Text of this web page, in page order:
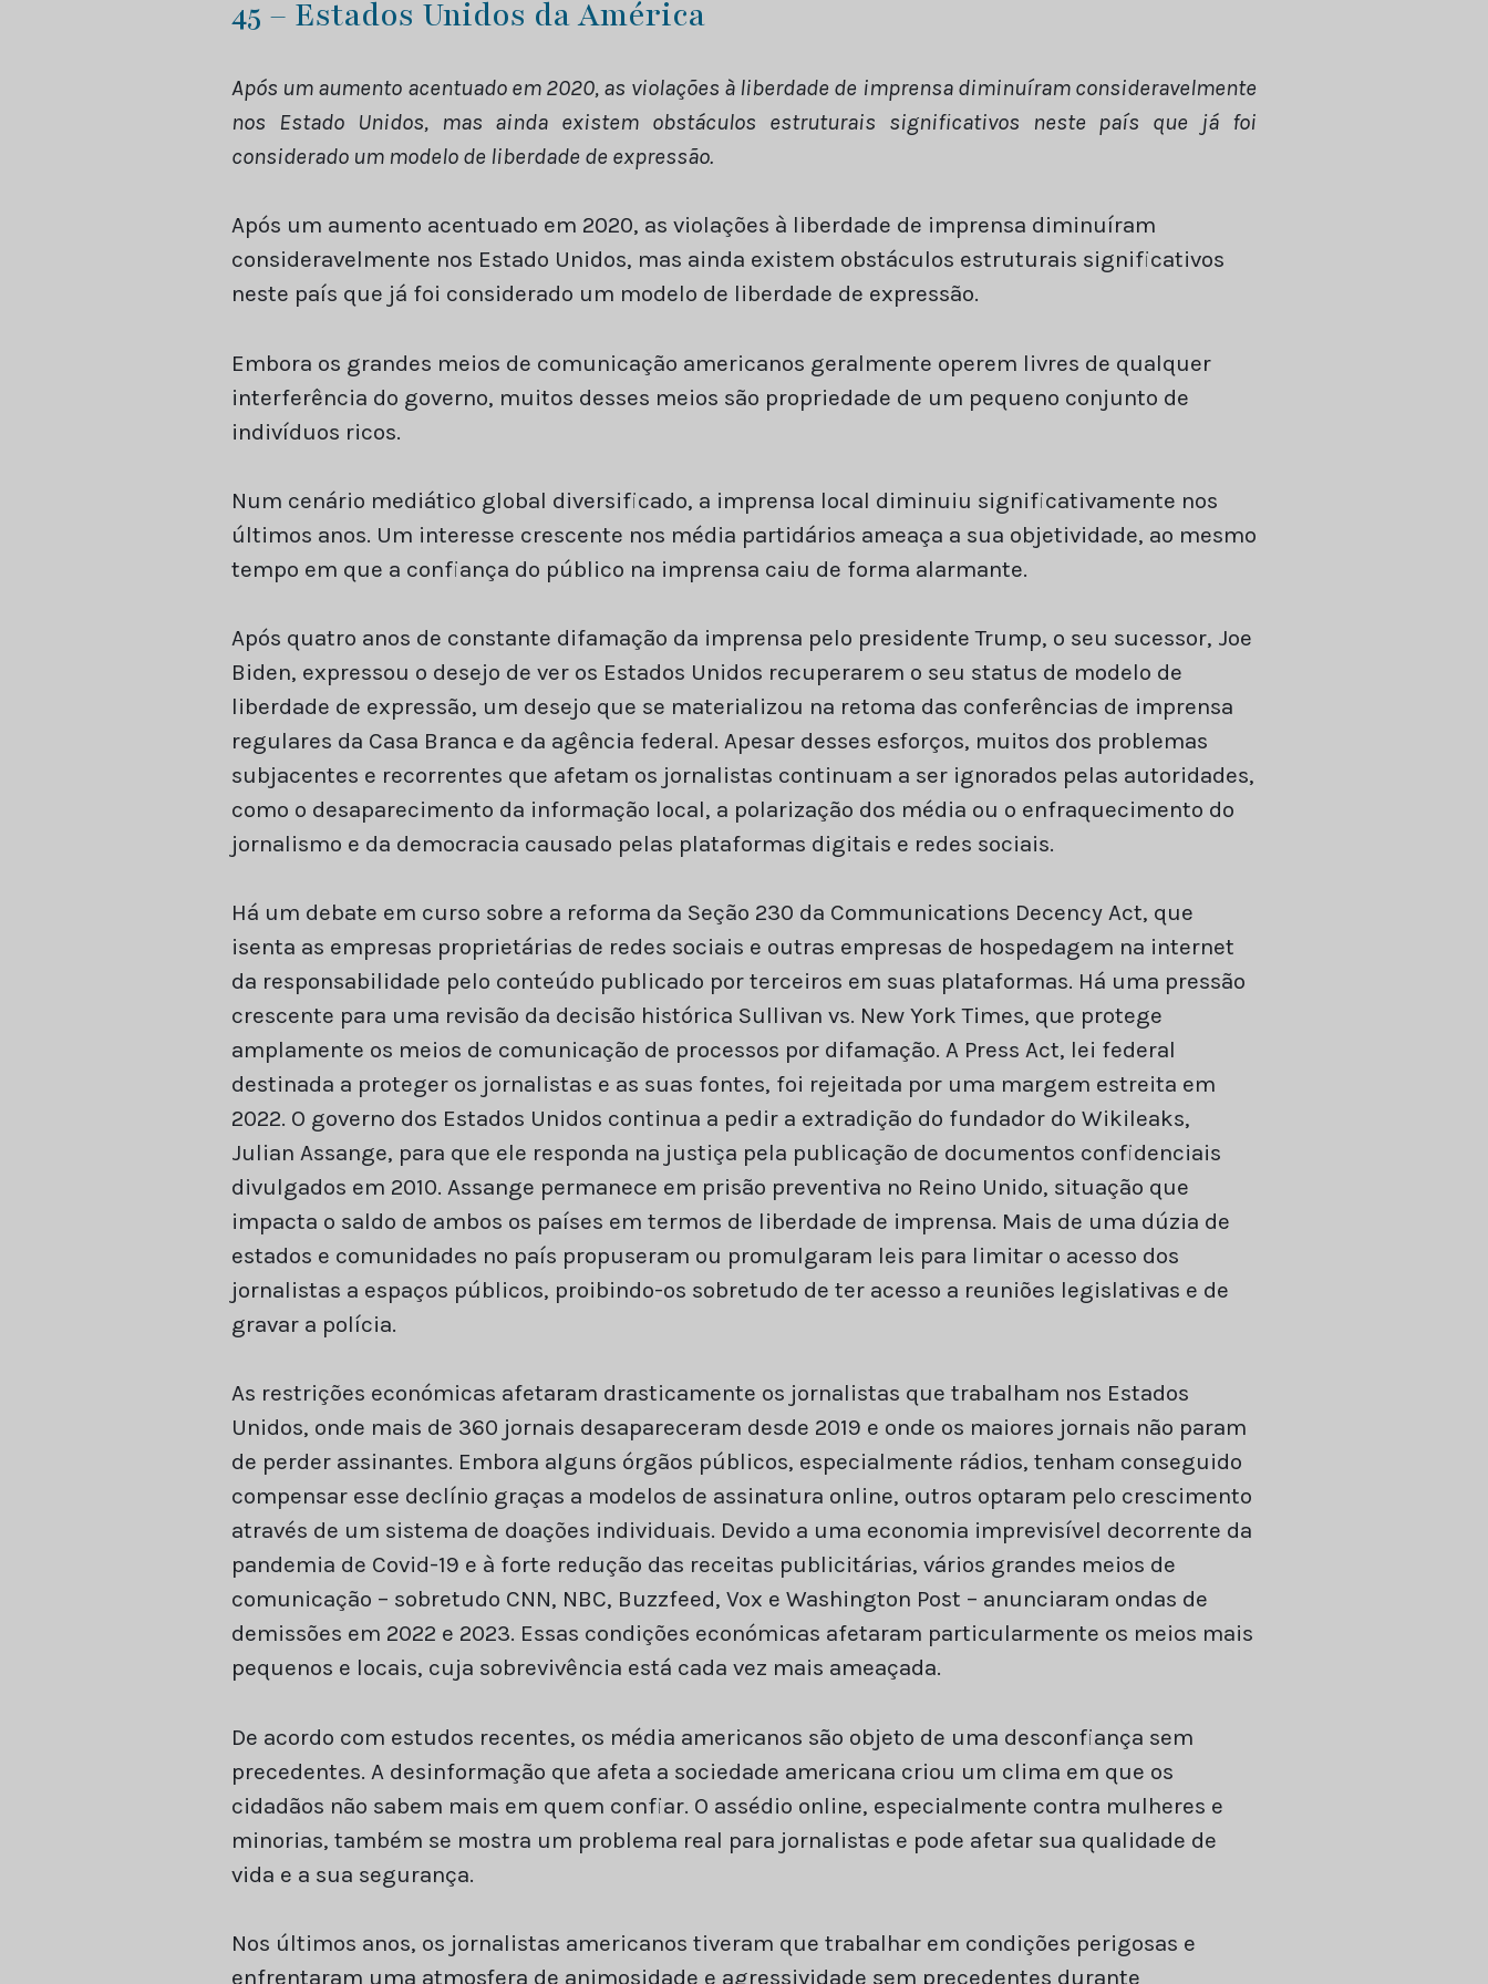
45 – Estados Unidos da América
Após um aumento acentuado em 2020, as violações à liberdade de imprensa diminuíram consideravelmente
nos Estado Unidos, mas ainda existem obstáculos estruturais significativos neste país que já foi
considerado um modelo de liberdade de expressão.
Após um aumento acentuado em 2020, as violações à liberdade de imprensa diminuíram
consideravelmente nos Estado Unidos, mas ainda existem obstáculos estruturais significativos
neste país que já foi considerado um modelo de liberdade de expressão.
Embora os grandes meios de comunicação americanos geralmente operem livres de qualquer
interferência do governo, muitos desses meios são propriedade de um pequeno conjunto de
indivíduos ricos.
Num cenário mediático global diversificado, a imprensa local diminuiu significativamente nos
últimos anos. Um interesse crescente nos média partidários ameaça a sua objetividade, ao mesmo
tempo em que a confiança do público na imprensa caiu de forma alarmante.
Após quatro anos de constante difamação da imprensa pelo presidente Trump, o seu sucessor, Joe
Biden, expressou o desejo de ver os Estados Unidos recuperarem o seu status de modelo de
liberdade de expressão, um desejo que se materializou na retoma das conferências de imprensa
regulares da Casa Branca e da agência federal. Apesar desses esforços, muitos dos problemas
subjacentes e recorrentes que afetam os jornalistas continuam a ser ignorados pelas autoridades,
como o desaparecimento da informação local, a polarização dos média ou o enfraquecimento do
jornalismo e da democracia causado pelas plataformas digitais e redes sociais.
Há um debate em curso sobre a reforma da Seção 230 da Communications Decency Act, que
isenta as empresas proprietárias de redes sociais e outras empresas de hospedagem na internet
da responsabilidade pelo conteúdo publicado por terceiros em suas plataformas. Há uma pressão
crescente para uma revisão da decisão histórica Sullivan vs. New York Times, que protege
amplamente os meios de comunicação de processos por difamação. A Press Act, lei federal
destinada a proteger os jornalistas e as suas fontes, foi rejeitada por uma margem estreita em
2022. O governo dos Estados Unidos continua a pedir a extradição do fundador do Wikileaks,
Julian Assange, para que ele responda na justiça pela publicação de documentos confidenciais
divulgados em 2010. Assange permanece em prisão preventiva no Reino Unido, situação que
impacta o saldo de ambos os países em termos de liberdade de imprensa. Mais de uma dúzia de
estados e comunidades no país propuseram ou promulgaram leis para limitar o acesso dos
jornalistas a espaços públicos, proibindo-os sobretudo de ter acesso a reuniões legislativas e de
gravar a polícia.
As restrições económicas afetaram drasticamente os jornalistas que trabalham nos Estados
Unidos, onde mais de 360 jornais desapareceram desde 2019 e onde os maiores jornais não param
de perder assinantes. Embora alguns órgãos públicos, especialmente rádios, tenham conseguido
compensar esse declínio graças a modelos de assinatura online, outros optaram pelo crescimento
através de um sistema de doações individuais. Devido a uma economia imprevisível decorrente da
pandemia de Covid-19 e à forte redução das receitas publicitárias, vários grandes meios de
comunicação – sobretudo CNN, NBC, Buzzfeed, Vox e Washington Post – anunciaram ondas de
demissões em 2022 e 2023. Essas condições económicas afetaram particularmente os meios mais
pequenos e locais, cuja sobrevivência está cada vez mais ameaçada.
De acordo com estudos recentes, os média americanos são objeto de uma desconfiança sem
precedentes. A desinformação que afeta a sociedade americana criou um clima em que os
cidadãos não sabem mais em quem confiar. O assédio online, especialmente contra mulheres e
minorias, também se mostra um problema real para jornalistas e pode afetar sua qualidade de
vida e a sua segurança.
Nos últimos anos, os jornalistas americanos tiveram que trabalhar em condições perigosas e
enfrentaram uma atmosfera de animosidade e agressividade sem precedentes durante